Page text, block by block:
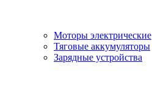
Моторы электрические
Тяговые аккумуляторы
Зарядные устройства